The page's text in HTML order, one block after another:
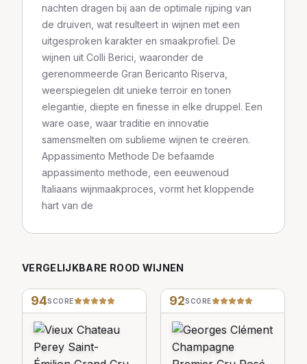
nachten dragen bij aan de optimale rijping van
de druiven, wat resulteert in wijnen met een
uitgesproken karakter en smaakprofiel. De
wijnen uit Colli Berici, waaronder de
gerenommeerde Gran Bericanto Riserva,
weerspiegelen dit unieke terroir en tonen
elegantie, diepte en finesse in elke druppel. Een
ware oase, waar traditie en innovatie
samensmelten om sublieme wijnen te creëren.
Appassimento Methode De befaamde
appassimento methode, een eeuwenoud
Italiaans wijnmaakproces, vormt het kloppende
hart van de
VERGELIJKBARE ROOD WIJNEN
94SCORE 92SCORE